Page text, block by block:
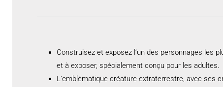
Construisez et exposez l’un des personnages les
et à exposer, spécialement conçu pour les adultes.
L’emblématique créature extraterrestre, avec ses